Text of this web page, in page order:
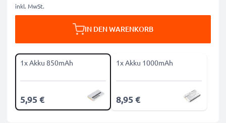
inkl. MwSt.
IN DEN WARENKORB
1x Akku 850mAh
5,95 €
1x Akku 1000mAh
8,95 €